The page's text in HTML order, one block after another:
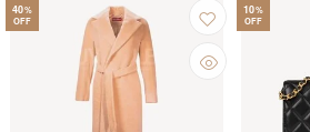
40%
OFF
10%
OFF